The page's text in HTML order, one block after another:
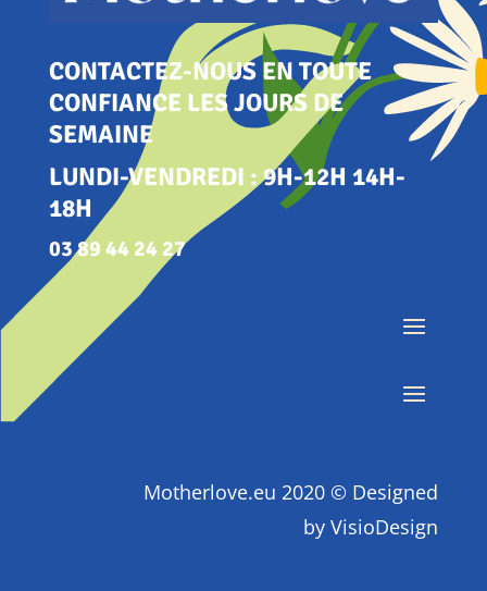
CONTACTEZ-NOUS EN TOUTE
CONFIANCE LES JOURS DE
SEMAINE
LUNDI-VENDREDI : 9H-12H 14H-
18H
03 89 44 24 27
Motherlove.eu 2020 © Designed
byVisioDesign